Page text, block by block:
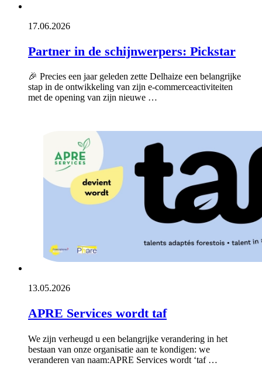
17.06.2026
Partner in de schijnwerpers: Pickstar
🎉 Precies een jaar geleden zette Delhaize een belangrijke
stap in de ontwikkeling van zijn e-commerceactiviteiten
met de opening van zijn nieuwe …
13.05.2026
APRE Services wordt taf
We zijn verheugd u een belangrijke verandering in het
bestaan van onze organisatie aan te kondigen: we
veranderen van naam:APRE Services wordt ‘taf …